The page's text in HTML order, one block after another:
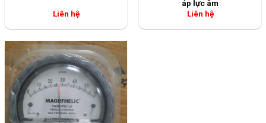
Liên hệ
áp lực âm
Liên hệ